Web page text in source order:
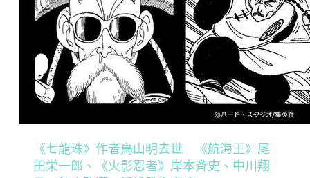
《七龍珠》作者鳥山明去世 《航海王》尾
田栄一郎、《火影忍者》岸本斉史、中川翔